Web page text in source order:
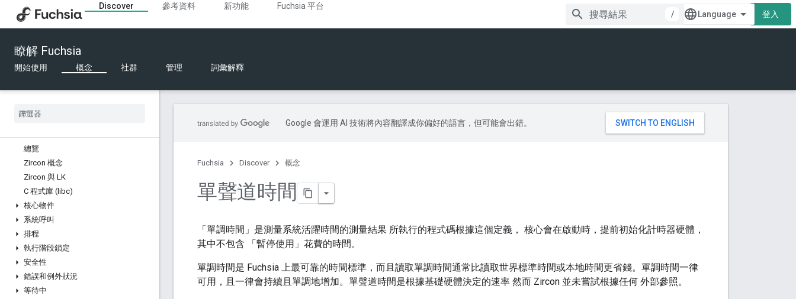
Discover 參考資料 新功能
Fuchsia 平台
/
登入
瞭解 Fuchsia
開始使用 概念 社群 管理 詞彙解釋
軟體模型
原則
元件
驅動因素
記憶體
FIDL
總覽
Zircon 概念
Zircon 與 LK
C 程式庫 (libc)
核心物件
系統呼叫
排程
執行階段鎖定
安全性
錯誤和例外狀況
等待中
Google 會運用 AI 技術將內容翻譯成你偏好的語言，但可能會出錯。
Fuchsia Discover 概念
單聲道時間
「單調時間」是測量系統活躍時間的測量結果 所執行的程式碼根據這個定義， 核心會在啟動時，提前初始化計時器硬體，
其中不包含 「暫停使用」花費的時間。
單調時間是 Fuchsia 上最可靠的時間標準，而且讀取單調時間通常比讀取世界標準時間或本地時間更省錢。單調時間一律
可用，且一律會持續且單調地增加。單聲道時間是根據基礎硬體決定的速率 然而 Zircon 並未嘗試根據任何 外部參照。